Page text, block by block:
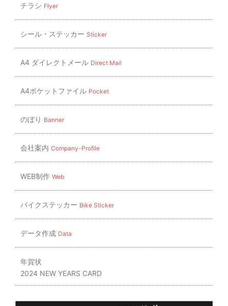
チラシ Flyer
シール・ステッカー Sticker
A4 ダイレクトメール Direct Mail
A4ポケットファイル Pocket
のぼり Banner
会社案内 Company-Profile
WEB制作 Web
バイクステッカー Bike Sticker
データ作成 Data
年賀状
2024 NEW YEARS CARD